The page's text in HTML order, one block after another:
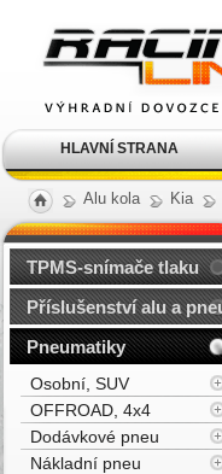
Alu kola Kia
TPMS-snímače tlaku
Příslušenství alu a
Pneumatiky
Osobní, SUV
OFFROAD, 4x4
Dodávkové pneu
Nákladní pneu
kola Racing Line
HLAVNÍ STRANA